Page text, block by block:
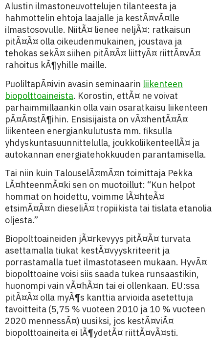
Alustin ilmastoneuvottelujen tilanteesta ja
hahmottelin ehtoja laajalle ja kestÃ¤vÃ¤lle
ilmastosovulle. NiitÃ¤ lienee neljÃ¤: ratkaisun
pitÃ¤Ã¤ olla oikeudenmukainen, joustava ja
tehokas sekÃ¤ siihen pitÃ¤Ã¤ liittyÃ¤ riittÃ¤vÃ¤
rahoitus kÃ¶yhille maille.
PuoliltapÃ¤ivin avasin seminaarin liikenteen
biopolttoaineista. Korostin, ettÃ¤ ne voivat
parhaimmillaankin olla vain osaratkaisu liikenteen
pÃ¤Ã¤stÃ¶ihin. Ensisijaista on vÃ¤hentÃ¤Ã¤
liikenteen energiankulutusta mm. fiksulla
yhdyskuntasuunnittelulla, joukkoliikenteellÃ¤ ja
autokannan energiatehokkuuden parantamisella.
Tai niin kuin TalouselÃ¤mÃ¤n toimittaja Pekka
LÃ¤hteenmÃ¤ki sen on muotoillut: “Kun helpot
hommat on hoidettu, voimme lÃ¤hteÃ¤
etsimÃ¤Ã¤n dieseliÃ¤ tropiikista tai tislata etanolia
oljesta.”
Biopolttoaineiden jÃ¤rkevyys pitÃ¤Ã¤ turvata
asettamalla tiukat kestÃ¤vyyskriteerit ja
porrastamalla tuet ilmastotaseen mukaan. HyvÃ¤
biopolttoaine voisi siis saada tukea runsaastikin,
huonompi vain vÃ¤hÃ¤n tai ei ollenkaan. EU:ssa
pitÃ¤Ã¤ olla myÃ¶s kanttia arvioida asetettuja
tavoitteita (5,75 % vuoteen 2010 ja 10 % vuoteen
2020 mennessÃ¤) uusiksi, jos kestÃ¤viÃ¤
biopolttoaineita ei lÃ¶ydetÃ¤ riittÃ¤vÃ¤sti.